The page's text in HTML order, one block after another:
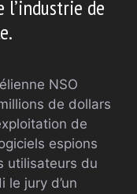
de
NSO
de dollars
de
espions
utilisateurs du
le jury d’un